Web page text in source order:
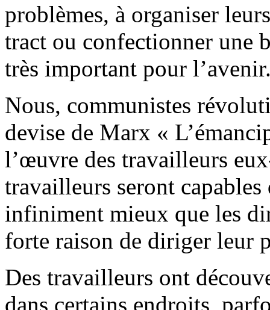
problèmes, à organiser
tract ou confectionner une
très important pour
Nous, communistes
devise de Marx «
l’œuvre des travailleurs
travailleurs seront
infiniment mieux que les
forte raison de diriger leur
Des travailleurs ont
dans certains endroits,